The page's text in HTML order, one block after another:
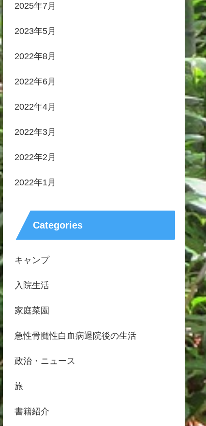
2025年7月
2023年5月
2022年8月
2022年6月
2022年4月
2022年3月
2022年2月
2022年1月
Categories
キャンプ
入院生活
家庭菜園
急性骨髄性白血病退院後の生活
政治・ニュース
旅
書籍紹介